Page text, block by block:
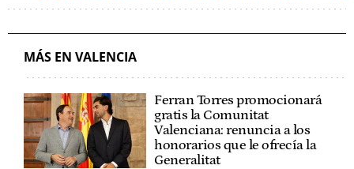
MÁS EN VALENCIA
Ferran Torres promocionará
gratis la Comunitat
Valenciana: renuncia a los
honorarios que le ofrecía la
Generalitat